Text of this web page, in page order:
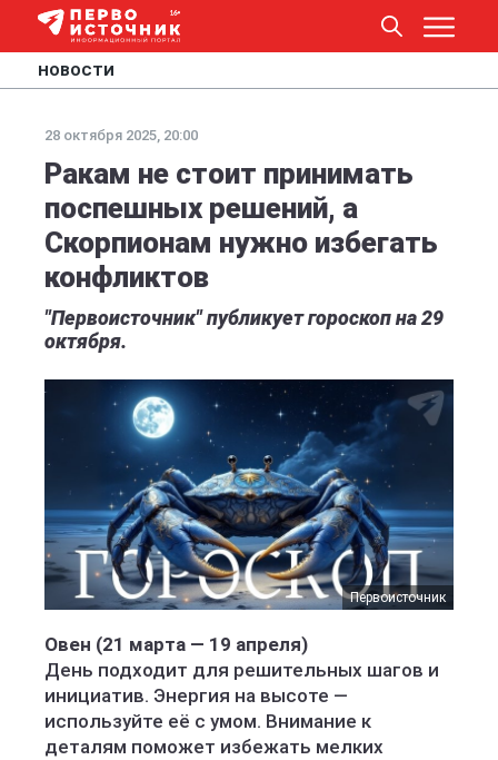
НОВОСТИ
28 октября 2025, 20:00
Ракам не стоит принимать
поспешных решений, а
Скорпионам нужно избегать
конфликтов
"Первоисточник" публикует гороскоп на 29
октября.
Первоисточник
Овен (21 марта — 19 апреля)
День подходит для решительных шагов и
инициатив. Энергия на высоте —
используйте её с умом. Внимание к
деталям поможет избежать мелких